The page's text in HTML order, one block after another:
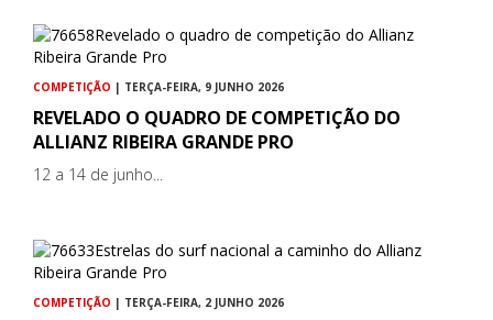
COMPETIÇÃO | TERÇA-FEIRA, 9 JUNHO 2026
REVELADO O QUADRO DE COMPETIÇÃO DO
ALLIANZ RIBEIRA GRANDE PRO
12 a 14 de junho...
COMPETIÇÃO | TERÇA-FEIRA, 2 JUNHO 2026